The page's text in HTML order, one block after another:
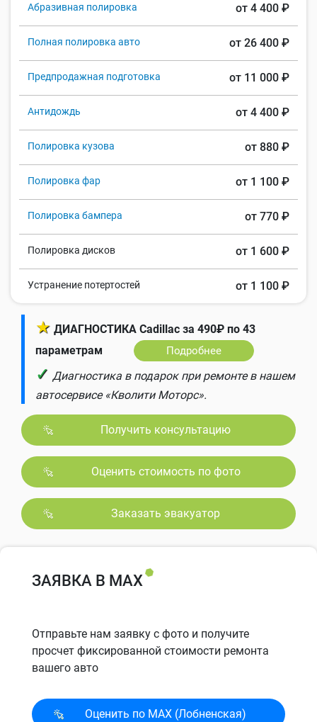
Абразивная полировка от 4 400 ₽
Полная полировка авто от 26 400 ₽
Предпродажная подготовка от 11 000 ₽
Антидождь от 4 400 ₽
Полировка кузова от 880 ₽
Полировка фар от 1 100 ₽
Полировка бампера от 770 ₽
Полировка дисков от 1 600 ₽
Устранение потертостей от 1 100 ₽
★ ДИАГНОСТИКА Cadillac за 490₽ по 43
параметрам
Подробнее
✓ Диагностика в подарок при ремонте в нашем
автосервисе «Кволити Моторс».
Получить консультацию
Оценить стоимость по фото
Заказать эвакуатор
ЗАЯВКА В MAX
Отправьте нам заявку с фото и получите
просчет фиксированной стоимости ремонта
вашего авто
Оценить по MAX (Лобненская)